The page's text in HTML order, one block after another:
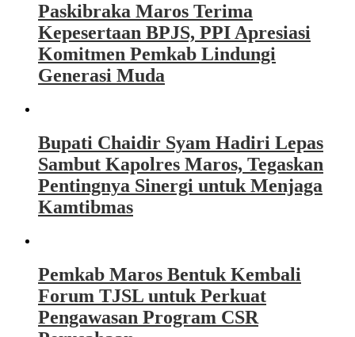
Paskibraka Maros Terima
Kepesertaan BPJS, PPI Apresiasi
Komitmen Pemkab Lindungi
Generasi Muda
Bupati Chaidir Syam Hadiri Lepas
Sambut Kapolres Maros, Tegaskan
Pentingnya Sinergi untuk Menjaga
Kamtibmas
Pemkab Maros Bentuk Kembali
Forum TJSL untuk Perkuat
Pengawasan Program CSR